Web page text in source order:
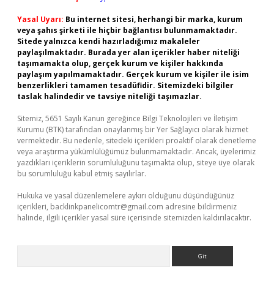
Yasal Uyarı: Bu internet sitesi, herhangi bir marka, kurum
veya şahıs şirketi ile hiçbir bağlantısı bulunmamaktadır.
Sitede yalnızca kendi hazırladığımız makaleler
paylaşılmaktadır. Burada yer alan içerikler haber niteliği
taşımamakta olup, gerçek kurum ve kişiler hakkında
paylaşım yapılmamaktadır. Gerçek kurum ve kişiler ile isim
benzerlikleri tamamen tesadüfidir. Sitemizdeki bilgiler
taslak halindedir ve tavsiye niteliği taşımazlar.
Sitemiz, 5651 Sayılı Kanun gereğince Bilgi Teknolojileri ve İletişim
Kurumu (BTK) tarafından onaylanmış bir Yer Sağlayıcı olarak hizmet
vermektedir. Bu nedenle, sitedeki içerikleri proaktif olarak denetleme
veya araştırma yükümlülüğümüz bulunmamaktadır. Ancak, üyelerimiz
yazdıkları içeriklerin sorumluluğunu taşımakta olup, siteye üye olarak
bu sorumluluğu kabul etmiş sayılırlar.
Hukuka ve yasal düzenlemelere aykırı olduğunu düşündüğünüz
içerikleri, backlinkpanelicomtr@gmail.com adresine bildirmeniz
halinde, ilgili içerikler yasal süre içerisinde sitemizden kaldırılacaktır.